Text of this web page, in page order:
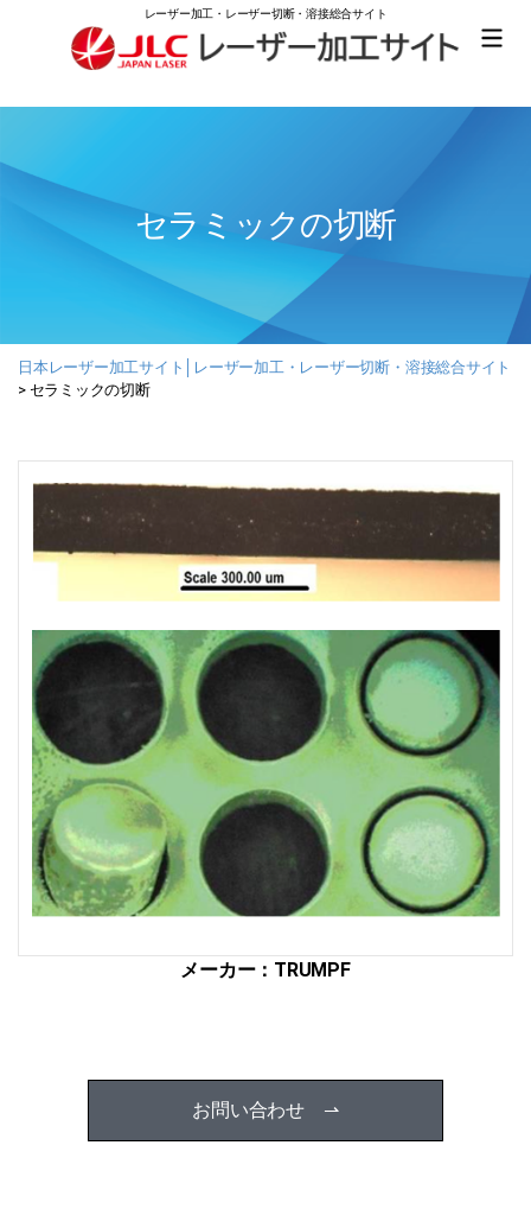
レーザー加工・レーザー切断・溶接総合サイト
本
加
工
ト
│
レ
加
工・
ザ
ー
切
断・
溶
イ
ト
セラミックの切断
日本レーザー加工サイト│レーザー加工・レーザー切断・溶接総合サイト
> セラミックの切断
メーカー：TRUMPF
お問い合わせ ⇀